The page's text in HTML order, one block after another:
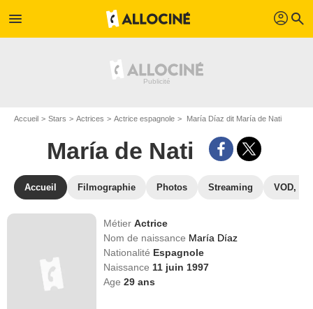
menu profil search
Accueil Stars Actrices Actrice espagnole María Díaz dit María de Nati
María de Nati
Accueil Filmographie Photos Streaming VOD,
MétierActrice
Nom de naissance María Díaz
Nationalité Espagnole
Naissance 11 juin 1997
Age29 ans